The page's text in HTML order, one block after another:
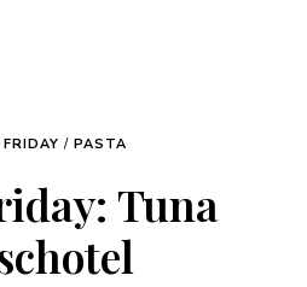
/ PASTA
Tuna